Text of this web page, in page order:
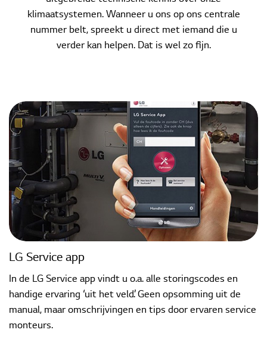
klimaatsystemen. Wanneer u ons op ons centrale
nummer belt, spreekt u direct met iemand die u
verder kan helpen. Dat is wel zo fijn.
LG Service app
In de LG Service app vindt u o.a. alle storingscodes en
handige ervaring ‘uit het veld’. Geen opsomming uit de
manual, maar omschrijvingen en tips door ervaren service
monteurs.